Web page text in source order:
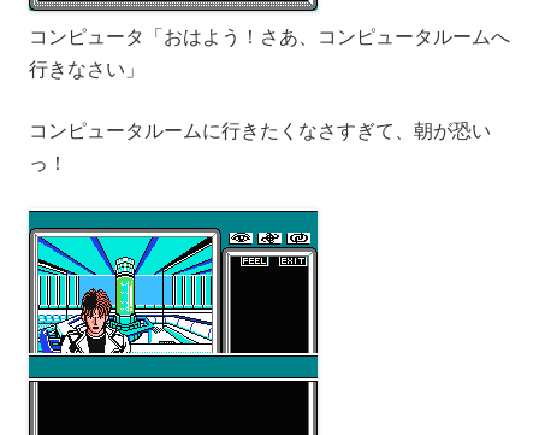
コンピュータ「おはよう！さあ、コンピュータルームへ
行きなさい」
コンピュータルームに行きたくなさすぎて、朝が恐い
っ！